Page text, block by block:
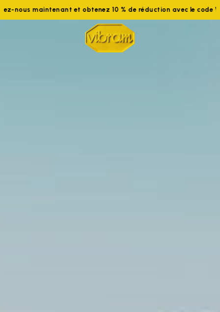
et obtenez 10 % de réduction avec le code WELCOME10